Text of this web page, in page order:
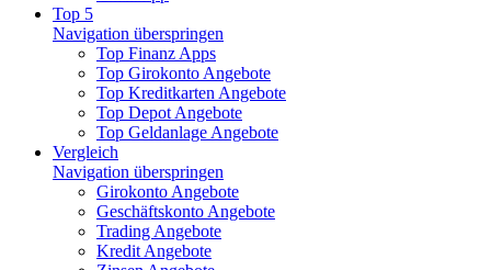
Top 5
Navigation überspringen
Top Finanz Apps
Top Girokonto Angebote
Top Kreditkarten Angebote
Top Depot Angebote
Top Geldanlage Angebote
Vergleich
Navigation überspringen
Girokonto Angebote
Geschäftskonto Angebote
Trading Angebote
Kredit Angebote